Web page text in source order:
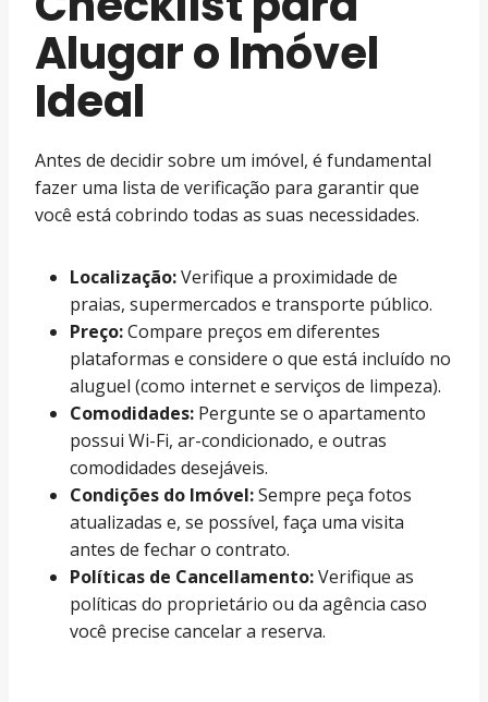
Alugar o Imóvel
Ideal
Antes de decidir sobre um imóvel, é fundamental
fazer uma lista de verificação para garantir que
você está cobrindo todas as suas necessidades.
Localização:Verifique a proximidade de
praias, supermercados e transporte público.
Preço:Compare preços em diferentes
plataformas e considere o que está incluído no
aluguel (como internet e serviços de limpeza).
Comodidades: Pergunte se o apartamento
possui Wi-Fi, ar-condicionado, e outras
comodidades desejáveis.
Condições do Imóvel:Sempre peça fotos
atualizadas e, se possível, faça uma visita
antes de fechar o contrato.
Políticas de Cancellamento:Verifique as
políticas do proprietário ou da agência caso
você precise cancelar a reserva.